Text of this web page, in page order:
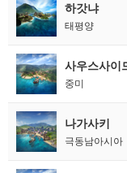
하갓냐
태평양
사우스사이
중미
나가사키
극동남아시아